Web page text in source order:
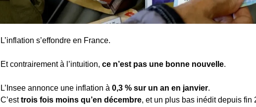
L’inflation s’effondre en France.
Et contrairement à l’intuition, ce n’est pas une bonne nouvelle.
L’Insee annonce une inflation à 0,3 % sur un an en janvier.
C’est trois fois moins qu’en décembre, et un plus bas inédit depuis